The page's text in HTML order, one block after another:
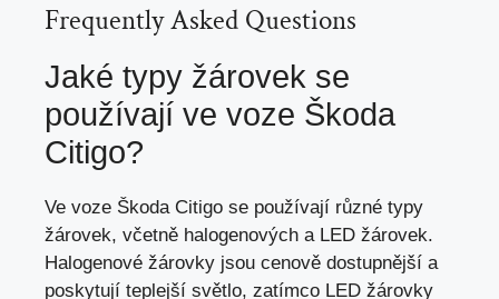
Frequently Asked Questions
Jaké typy žárovek se
používají ve voze Škoda
Citigo?
Ve voze Škoda Citigo se používají různé typy
žárovek, včetně halogenových a LED žárovek.
Halogenové žárovky jsou cenově dostupnější a
poskytují teplejší světlo, zatímco LED žárovky